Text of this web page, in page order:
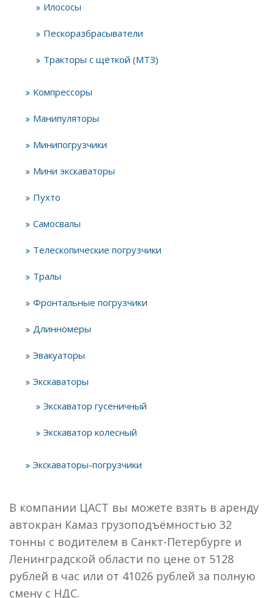
Илососы
Пескоразбрасыватели
Тракторы с щёткой (МТЗ)
Компрессоры
Манипуляторы
Минипогрузчики
Мини экскаваторы
Пухто
Самосвалы
Телескопические погрузчики
Тралы
Фронтальные погрузчики
Длинномеры
Эвакуаторы
Экскаваторы
Экскаватор гусеничный
Экскаватор колесный
Экскаваторы-погрузчики
В компании ЦАСТ вы можете взять в аренду
автокран Камаз грузоподъёмностью 32
тонны с водителем в Санкт-Петербурге и
Ленинградской области по цене от 5128
рублей в час или от 41026 рублей за полную
смену с НДС.